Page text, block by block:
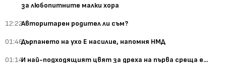
за любопитните малки хора
12:22Авторитарен родител ли съм?
01:46Дърпането на ухо Е насилие, напомня НМД
01:14И най-подходящият цвят за дреха на първа среща е...